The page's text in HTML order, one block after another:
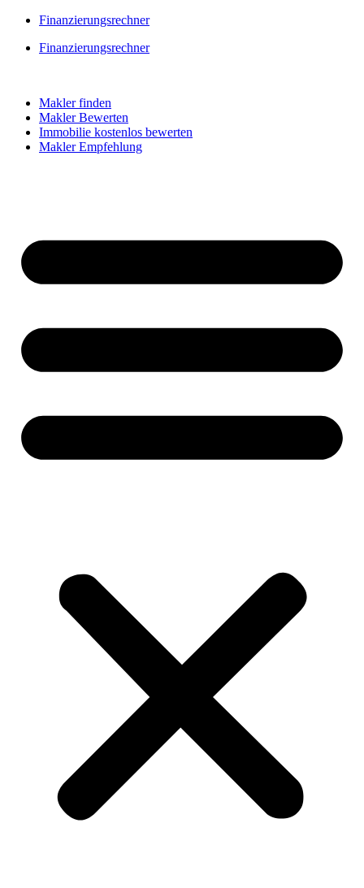
Skip
content
Finanzierungsrechner
Finanzierungsrechner
Makler finden
Makler Bewerten
Immobilie kostenlos bewerten
Makler Empfehlung